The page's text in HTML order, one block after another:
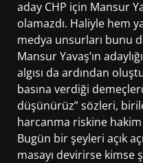
aday CHP için Mansur
olamazdı. Haliyle hem
medya unsurları bunu
Mansur Yavaş’ın
algısı da ardından
basına verdiği
düşünürüz” sözleri,
harcanma riskine hakim
Bugün bir şeyleri açık
masayı devirirse kimse